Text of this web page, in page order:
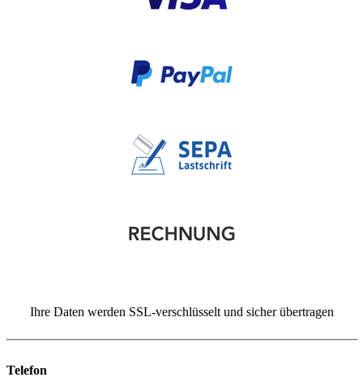
Ihre Daten werden SSL-verschlüsselt und sicher übertragen
Telefon